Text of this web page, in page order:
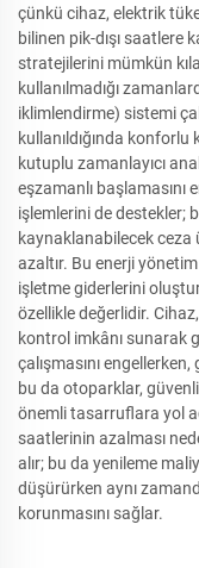
çünkü cihaz, elektrik
bilinen pik-dışı saatlere
stratejilerini mümkün
kullanılmadığı
iklimlendirme) sistemi
kullanıldığında konforlu
kutuplu zamanlayıcı
eşzamanlı başlamasını
işlemlerini de destekler;
kaynaklanabilecek ceza
azaltır. Bu enerji
işletme giderlerini
özellikle değerlidir.
kontrol imkânı sunarak
çalışmasını
bu da otoparklar,
önemli tasarruflara yol
saatlerinin azalması
alır; bu da yenileme
düşürürken aynı
korunmasını sağlar.